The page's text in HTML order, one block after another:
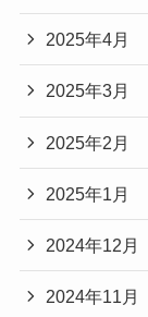
2025年4月
2025年3月
2025年2月
2025年1月
2024年12月
2024年11月